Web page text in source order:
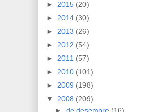
► 2015 (20)
► 2014 (30)
► 2013 (26)
► 2012 (54)
► 2011 (57)
► 2010 (101)
► 2009 (198)
▼ 2008 (209)